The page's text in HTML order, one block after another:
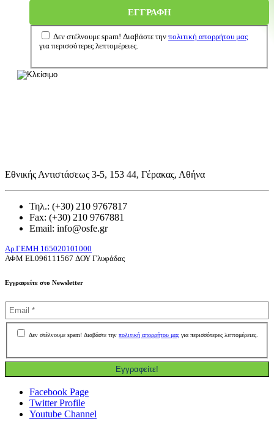
Δεν στέλνουμε spam! Διαβάστε την πολιτική απορρήτου μας
για περισσότερες λεπτομέρειες.
Εθνικής Αντιστάσεως 3-5, 153 44, Γέρακας, Αθήνα
Τηλ.: (+30) 210 9767817
Fax: (+30) 210 9767881
Email: info@osfe.gr
Aρ.ΓΕΜΗ 165020101000
ΑΦΜ EL096111567 ΔΟΥ Γλυφάδας
Εγγραφείτε στο Newsletter
Δεν στέλνουμε spam! Διαβάστε την πολιτική απορρήτου μας για περισσότερες λεπτομέρειες.
Facebook Page
Twitter Profile
Youtube Channel